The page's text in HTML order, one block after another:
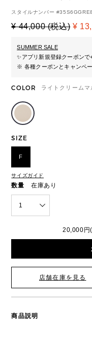
スタイルナンバー #
¥ 44,000 (税込) ¥
SUMMER SALE
✨アプリ新規登録クーポンで
※ 各種クーポンとキャンペ
COLOR ライトクリームマ
SIZE
F
サイズガイド
数量 在庫あり
1
20,000円
店舗在庫を見る
商品説明